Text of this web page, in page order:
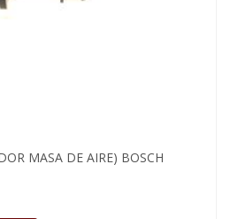
MASA DE AIRE) BOSCH